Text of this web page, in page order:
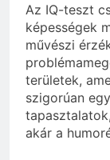
Az IQ-teszt
képességek
művészi
területek,
szigorúan
akár a